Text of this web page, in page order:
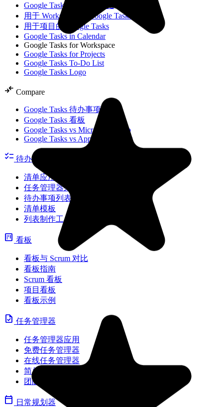
Google Tasks 与 Keep 对比
用于 Workspace 的 Google Tasks
用于项目的 Google Tasks
Google Tasks in Calendar
Google Tasks for Workspace
Google Tasks for Projects
Google Tasks To-Do List
Google Tasks Logo
compare_arrows Compare
Google Tasks 待办事项列表
Google Tasks 看板
Google Tasks vs Microsoft To Do
Google Tasks vs Apple Reminders
checklist 待办事项列表
清单应用
任务管理器列表
待办事项列表模板
清单模板
列表制作工具
view_kanban 看板
看板与 Scrum 对比
看板指南
Scrum 看板
项目看板
看板示例
task 任务管理器
任务管理器应用
免费任务管理器
在线任务管理器
简单任务管理器
团队任务管理器
calendar_today 日常规划器